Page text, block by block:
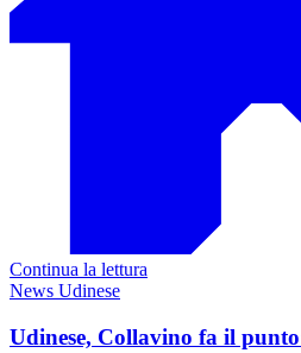
Continua la lettura
News Udinese
Udinese, Collavino fa il